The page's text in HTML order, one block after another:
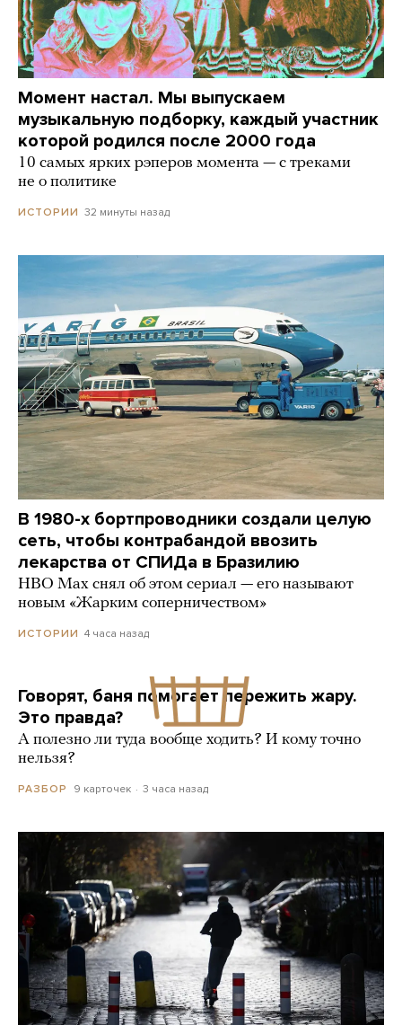
Момент настал. Мы выпускаем
музыкальную подборку, каждый участник
которой родился после 2000 года
10 самых ярких рэперов момента — с треками
не о политике
ИСТОРИИ 32 минуты назад
В 1980-х бортпроводники создали целую
сеть, чтобы контрабандой ввозить
лекарства от СПИДа в Бразилию
HBO Max снял об этом сериал — его называют
новым «Жарким соперничеством»
ИСТОРИИ 4 часа назад
Говорят, баня помогает пережить жару.
Это правда?
А полезно ли туда вообще ходить? И кому точно
нельзя?
РАЗБОР 9 карточек 3 часа назад